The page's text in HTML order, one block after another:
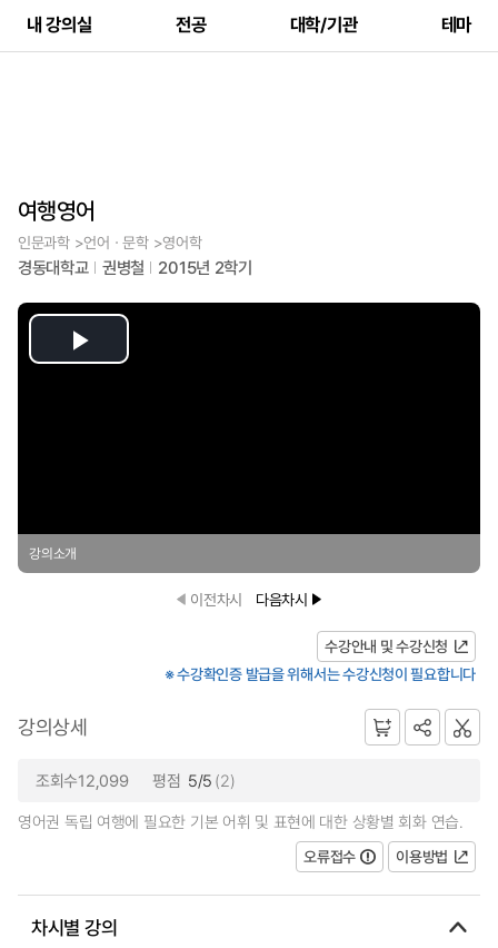
내 강의실 전공 대학/기관 테마
여행영어
인문과학 >언어ㆍ문학 >영어학
경동대학교 권병철 2015년 2학기
Play
강의소개
이전차시 다음차시
수강안내 및 수강신청
※ 수강확인증 발급을 위해서는 수강신청이 필요합니다
강의상세
조회수12,099 평점 5/5 (2)
영어권 독립 여행에 필요한 기본 어휘 및 표현에 대한 상황별 회화 연습.
오류접수
이용방법
차시별 강의